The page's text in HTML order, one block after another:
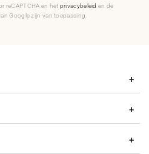
reCAPTCHA en het privacybeleid en de
Google zijn van toepassing.